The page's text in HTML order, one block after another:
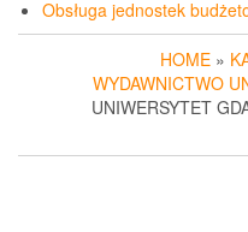
Obsługa jednostek
HOME »
WYDAWNICTWO
UNIWERSYTET